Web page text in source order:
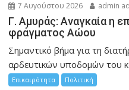
7 Αυγούστου 2026 admin
Γ. Αμυράς: Αναγκαία η
φράγματος Αώου
Σημαντικό βήμα για τη
αρδευτικών υποδομών του
Επικαιρότητα Πολιτική